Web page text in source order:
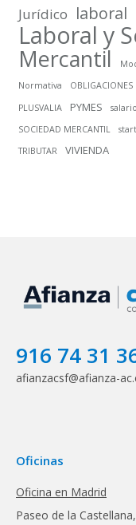
Jurídico laboral
Laboral y
Mercantil
Normativa
OBLIGACIONES
PLUSVALIA
PYMES
SOCIEDAD MERCANTIL
TRIBUTAR
VIVIENDA
916 74 31
afianzacsf@afianza-
Oficinas
Oficina en Madrid
Paseo de la